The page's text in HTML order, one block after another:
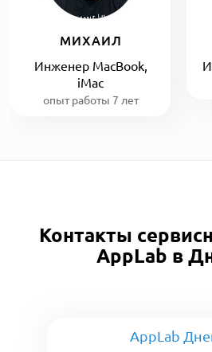
МИХАИЛ
Инженер MacBook,
iMac
опыт работы 7 лет
Контакты
AppLab в
AppLab